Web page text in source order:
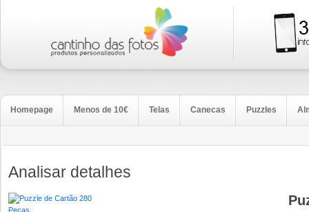
Homepage Menos de 10€ Telas Canecas Puzzles
Analisar detalhes